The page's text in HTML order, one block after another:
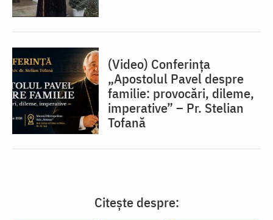
(Video) Conferința
„Apostolul Pavel despre
familie: provocări, dileme,
imperative” – Pr. Stelian
Tofană
Citește despre: